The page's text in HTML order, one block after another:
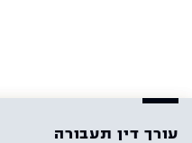
עורך דין תעבורה